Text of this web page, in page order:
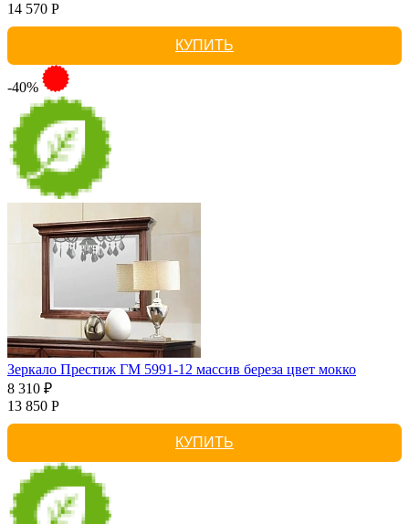
14 570 Р
КУПИТЬ
-40%
Зеркало Престиж ГМ 5991-12 массив береза цвет мокко
8 310 ₽
13 850 Р
КУПИТЬ